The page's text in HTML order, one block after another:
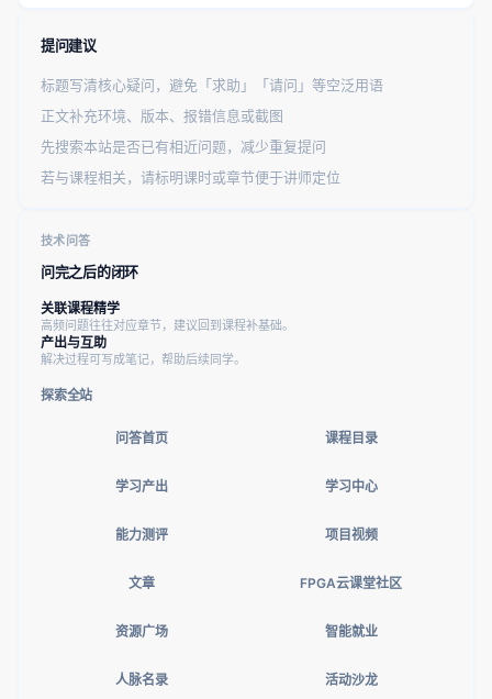
提问建议
标题写清核心疑问，避免「求助」「请问」等空泛用语
正文补充环境、版本、报错信息或截图
先搜索本站是否已有相近问题，减少重复提问
若与课程相关，请标明课时或章节便于讲师定位
技术问答
问完之后的闭环
关联课程精学
高频问题往往对应章节，建议回到课程补基础。
产出与互助
解决过程可写成笔记，帮助后续同学。
探索全站
问答首页 课程目录
学习产出 学习中心
能力测评 项目视频
文章 FPGA云课堂社区
资源广场 智能就业
人脉名录 活动沙龙